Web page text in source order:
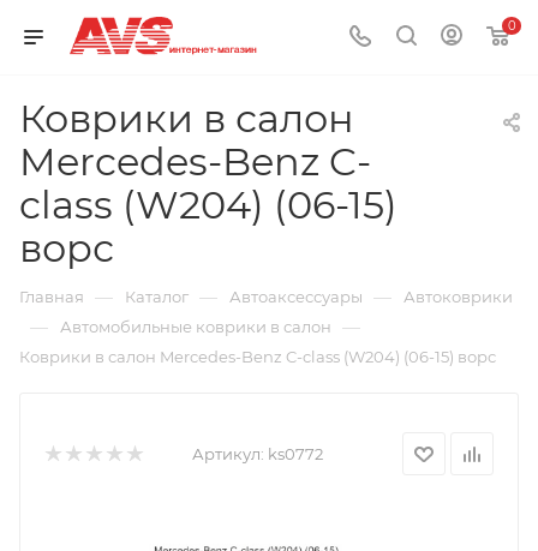
0
Коврики в салон
Mercedes-Benz C-
class (W204) (06-15)
ворс
Главная — Каталог — Автоаксессуары — Автоковрики
— Автомобильные коврики в салон —
Коврики в салон Mercedes-Benz C-class (W204) (06-15) ворс
Артикул: ks0772